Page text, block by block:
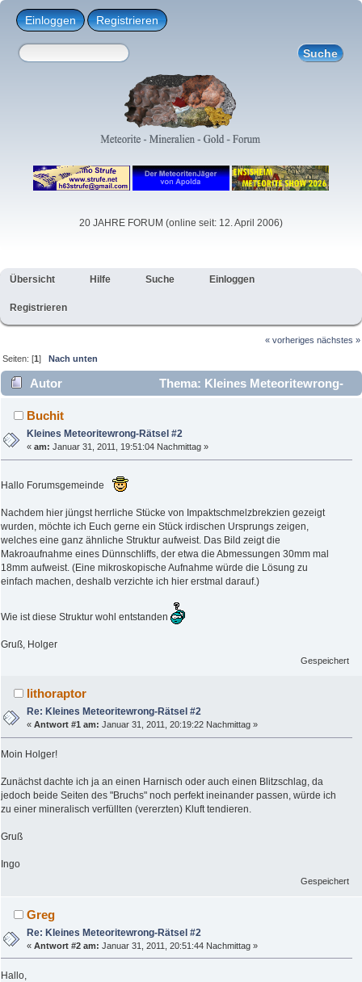
Einloggen Registrieren
20 JAHRE FORUM (online seit: 12. April 2006)
Übersicht Hilfe Suche Einloggen
Registrieren
« vorheriges nächstes »
Seiten: [1]Nach unten
Autor
Thema: Kleines Meteoritewrong-
Rätsel #2 (Gelesen 2903 mal)
Buchit
Kleines Meteoritewrong-Rätsel #2
«am: Januar 31, 2011, 19:51:04 Nachmittag »
Hallo Forumsgemeinde
Nachdem hier jüngst herrliche Stücke von Impaktschmelzbrekzien gezeigt
wurden, möchte ich Euch gerne ein Stück irdischen Ursprungs zeigen,
welches eine ganz ähnliche Struktur aufweist. Das Bild zeigt die
Makroaufnahme eines Dünnschliffs, der etwa die Abmessungen 30mm mal
18mm aufweist. (Eine mikroskopische Aufnahme würde die Lösung zu
einfach machen, deshalb verzichte ich hier erstmal darauf.)
Wie ist diese Struktur wohl entstanden
Gruß, Holger
Gespeichert
lithoraptor
Re: Kleines Meteoritewrong-Rätsel #2
«Antwort #1 am: Januar 31, 2011, 20:19:22 Nachmittag »
Moin Holger!
Zunächst dachte ich ja an einen Harnisch oder auch einen Blitzschlag, da
jedoch beide Seiten des "Bruchs" noch perfekt ineinander passen, würde ich
zu einer mineralisch verfüllten (vererzten) Kluft tendieren.
Gruß
Ingo
Gespeichert
Greg
Re: Kleines Meteoritewrong-Rätsel #2
«Antwort #2 am: Januar 31, 2011, 20:51:44 Nachmittag »
Hallo,